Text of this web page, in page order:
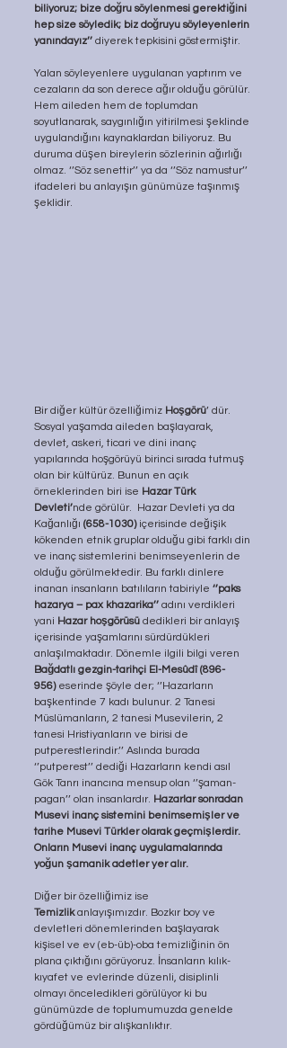
biliyoruz; bize doğru söylenmesi gerektiğini
hep size söyledik; biz doğruyu söyleyenlerin
yanındayız’’ diyerek tepkisini göstermiştir.
Yalan söyleyenlere uygulanan yaptırım ve
cezaların da son derece ağır olduğu görülür.
Hem aileden hem de toplumdan
soyutlanarak, saygınlığın yitirilmesi şeklinde
uygulandığını kaynaklardan biliyoruz. Bu
duruma düşen bireylerin sözlerinin ağırlığı
olmaz. ‘’Söz senettir’’ ya da ‘’Söz namustur’’
ifadeleri bu anlayışın günümüze taşınmış
şeklidir.
Bir diğer kültür özelliğimiz Hoşgörü’ dür.
Sosyal yaşamda aileden başlayarak,
devlet, askeri, ticari ve dini inanç
yapılarında hoşgörüyü birinci sırada tutmuş
olan bir kültürüz. Bunun en açık
örneklerinden biri ise Hazar Türk
Devleti’nde görülür.  Hazar Devleti ya da
Kağanlığı (658-1030) içerisinde değişik
kökenden etnik gruplar olduğu gibi farklı din
ve inanç sistemlerini benimseyenlerin de
olduğu görülmektedir. Bu farklı dinlere
inanan insanların batılıların tabiriyle ‘’paks
hazarya – pax khazarika’’ adını verdikleri
yani Hazar hoşgörüsü dedikleri bir anlayış
içerisinde yaşamlarını sürdürdükleri
anlaşılmaktadır. Dönemle ilgili bilgi veren
Bağdatlı gezgin-tarihçi El-Mesûdî (896-
956) eserinde şöyle der; ‘’Hazarların
başkentinde 7 kadı bulunur. 2 Tanesi
Müslümanların, 2 tanesi Musevilerin, 2
tanesi Hristiyanların ve birisi de
putperestlerindir.’’ Aslında burada
‘’putperest’’ dediği Hazarların kendi asıl
Gök Tanrı inancına mensup olan ‘’şaman-
pagan’’ olan insanlardır. Hazarlar sonradan
Musevi inanç sistemini benimsemişler ve
tarihe Musevi Türkler olarak geçmişlerdir.
Onların Musevi inanç uygulamalarında
yoğun şamanik adetler yer alır.
Diğer bir özelliğimiz ise
Temizlik anlayışımızdır. Bozkır boy ve
devletleri dönemlerinden başlayarak
kişisel ve ev (eb-üb)-oba temizliğinin ön
plana çıktığını görüyoruz. İnsanların kılık-
kıyafet ve evlerinde düzenli, disiplinli
olmayı önceledikleri görülüyor ki bu
günümüzde de toplumumuzda genelde
gördüğümüz bir alışkanlıktır.